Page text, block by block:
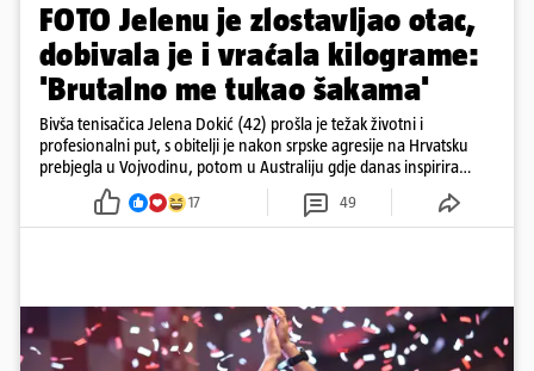
FOTO Jelenu je zlostavljao otac,
dobivala je i vraćala kilograme:
'Brutalno me tukao šakama'
Bivša tenisačica Jelena Dokić (42) prošla je težak životni i
profesionalni put, s obitelji je nakon srpske agresije na Hrvatsku
prebjegla u Vojvodinu, potom u Australiju gdje danas inspirira
17 49